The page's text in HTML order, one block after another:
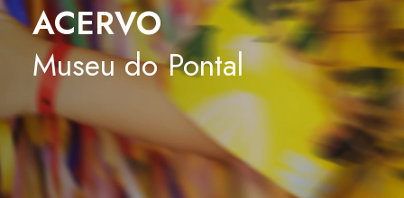
ACERVO
Museu do Pontal